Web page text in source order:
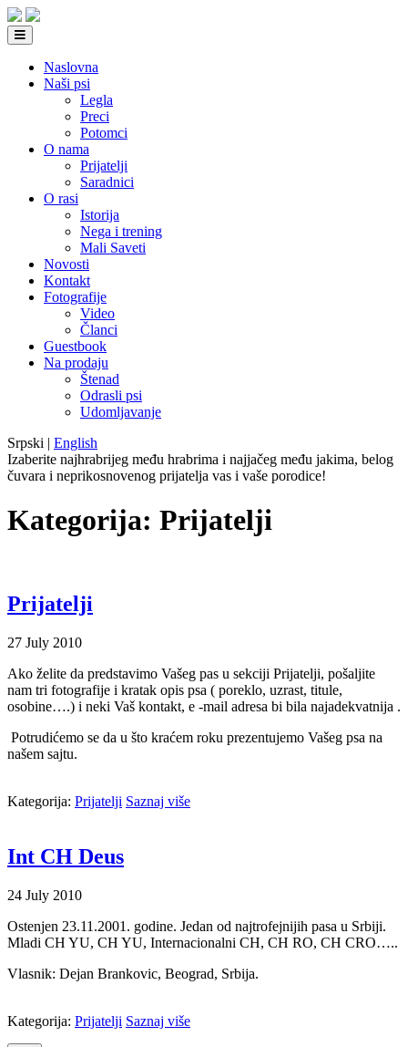
Naslovna
Naši psi
Legla
Preci
Potomci
O nama
Prijatelji
Saradnici
O rasi
Istorija
Nega i trening
Mali Saveti
Novosti
Kontakt
Fotografije
Video
Članci
Guestbook
Na prodaju
Štenad
Odrasli psi
Udomljavanje
Srpski | English
Izaberite najhrabrijeg među hrabrima i najjačeg među jakima, belog
čuvara i neprikosnovenog prijatelja vas i vaše porodice!
Kategorija: Prijatelji
Prijatelji
27 July 2010
Ako želite da predstavimo Vašeg pas u sekciji Prijatelji, pošaljite
nam tri fotografije i kratak opis psa ( poreklo, uzrast, titule,
osobine….) i neki Vaš kontakt, e -mail adresa bi bila najadekvatnija .
Potrudićemo se da u što kraćem roku prezentujemo Vašeg psa na
našem sajtu.
Kategorija: Prijatelji Saznaj više
Int CH Deus
24 July 2010
Ostenjen 23.11.2001. godine. Jedan od najtrofejnijih pasa u Srbiji.
Mladi CH YU, CH YU, Internacionalni CH, CH RO, CH CRO…..
Vlasnik: Dejan Brankovic, Beograd, Srbija.
Kategorija: Prijatelji Saznaj više